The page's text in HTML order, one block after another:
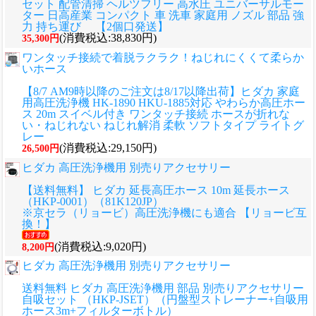
セット 配管清掃 ヘルツフリー 高水圧 ユニバーサルモー
ター 日高産業 コンパクト 車 洗車 家庭用 ノズル 部品 強
力 持ち運び 【2個口発送】
35,300円(消費税込:38,830円)
ワンタッチ接続で着脱ラクラク！ねじれにくくて柔らか
いホース
【8/7 AM9時以降のご注文は8/17以降出荷】ヒダカ 家庭
用高圧洗浄機 HK-1890 HKU-1885対応 やわらか高圧ホー
ス 20m スイベル付き ワンタッチ接続 ホースが折れな
い・ねじれない ねじれ解消 柔軟 ソフトタイプ ライトグ
レー
26,500円(消費税込:29,150円)
ヒダカ 高圧洗浄機用 別売りアクセサリー
【送料無料】 ヒダカ 延長高圧ホース 10m 延長ホース
（HKP-0001）（81K120JP）
※京セラ（リョービ）高圧洗浄機にも適合 【リョービ互
換！】
8,200円(消費税込:9,020円)
ヒダカ 高圧洗浄機用 別売りアクセサリー
送料無料 ヒダカ 高圧洗浄機用 部品 別売りアクセサリー
自吸セット （HKP-JSET）（円盤型ストレーナー+自吸用
ホース3m+フィルターボトル）